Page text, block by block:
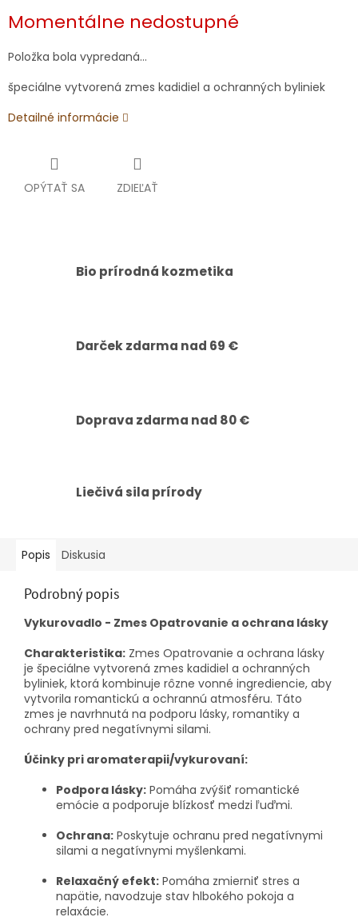
cena:
Momentálne nedostupné
Položka bola vypredaná…
špeciálne vytvorená zmes kadidiel a ochranných byliniek
Detailné informácie
OPÝTAŤ SA ZDIEĽAŤ
Bio prírodná kozmetika
Darček zdarma nad 69 €
Doprava zdarma nad 80 €
Liečivá sila prírody
Popis Diskusia
Podrobný popis
Vykurovadlo - Zmes Opatrovanie a ochrana lásky
Charakteristika: Zmes Opatrovanie a ochrana lásky
je špeciálne vytvorená zmes kadidiel a ochranných
byliniek, ktorá kombinuje rôzne vonné ingrediencie, aby
vytvorila romantickú a ochrannú atmosféru. Táto
zmes je navrhnutá na podporu lásky, romantiky a
ochrany pred negatívnymi silami.
Účinky pri aromaterapii/vykurovaní:
Podpora lásky: Pomáha zvýšiť romantické
emócie a podporuje blízkosť medzi ľuďmi.
Ochrana: Poskytuje ochranu pred negatívnymi
silami a negatívnymi myšlenkami.
Relaxačný efekt: Pomáha zmierniť stres a
napätie, navodzuje stav hlbokého pokoja a
relaxácie.